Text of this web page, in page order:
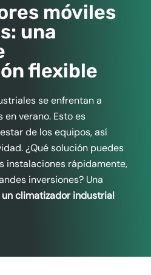
móviles
una
flexible
se enfrentan a
verano. Esto es
de los equipos, así
¿Qué solución puedes
instalaciones rápidamente,
inversiones? Una
climatizador industrial